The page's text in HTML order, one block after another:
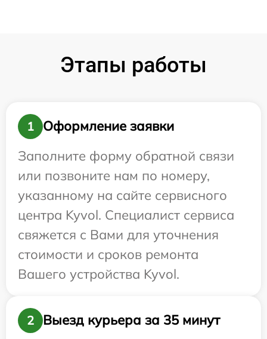
Этапы работы
1
Оформление заявки
Заполните форму обратной связи
или позвоните нам по номеру,
указанному на сайте сервисного
центра Kyvol. Специалист сервиса
свяжется с Вами для уточнения
стоимости и сроков ремонта
Вашего устройства Kyvol.
2
Выезд курьера за 35 минут